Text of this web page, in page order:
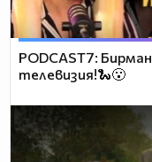
PODCAST7:
телевизия!🐍😮